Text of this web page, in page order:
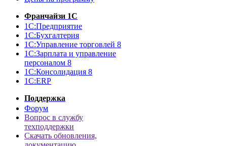
Франчайзи 1С
1С:Предприятие
1С:Бухгалтерия
1С:Управление торговлей 8
1С:Зарплата и управление
персоналом 8
1С:Консолидация 8
1С:ERP
Поддержка
Форум
Вопрос в службу
техподдержки
Скачать обновления,